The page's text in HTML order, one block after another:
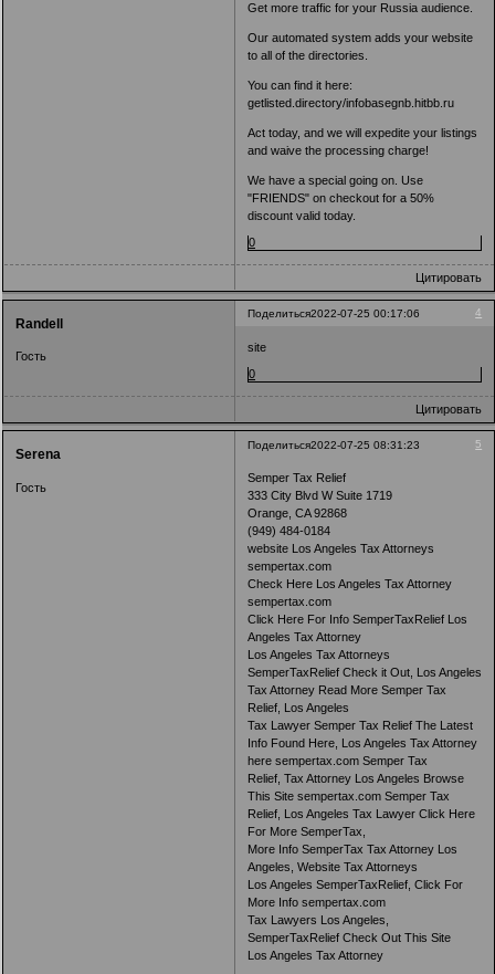
Get more traffic for your Russia audience.
Our automated system adds your website
to all of the directories.
You can find it here:
getlisted.directory/infobasegnb.hitbb.ru
Act today, and we will expedite your listings
and waive the processing charge!
We have a special going on. Use
"FRIENDS" on checkout for a 50%
discount valid today.
0
Цитировать
Поделиться 4
2022-07-25 00:17:06
Randell
Гость
site
0
Цитировать
Поделиться 5
2022-07-25 08:31:23
Serena
Гость
Semper Tax Relief
333 City Blvd W Suite 1719
Orange, CA 92868
(949) 484-0184
website Los Angeles Tax Attorneys
sempertax.com
Check Here Los Angeles Tax Attorney
sempertax.com
Click Here For Info SemperTaxRelief Los
Angeles Tax Attorney
Los Angeles Tax Attorneys
SemperTaxRelief Check it Out, Los Angeles
Tax Attorney Read More Semper Tax
Relief, Los Angeles
Tax Lawyer Semper Tax Relief The Latest
Info Found Here, Los Angeles Tax Attorney
here sempertax.com Semper Tax
Relief, Tax Attorney Los Angeles Browse
This Site sempertax.com Semper Tax
Relief, Los Angeles Tax Lawyer Click Here
For More SemperTax,
More Info SemperTax Tax Attorney Los
Angeles, Website Tax Attorneys
Los Angeles SemperTaxRelief, Click For
More Info sempertax.com
Tax Lawyers Los Angeles,
SemperTaxRelief Check Out This Site
Los Angeles Tax Attorney